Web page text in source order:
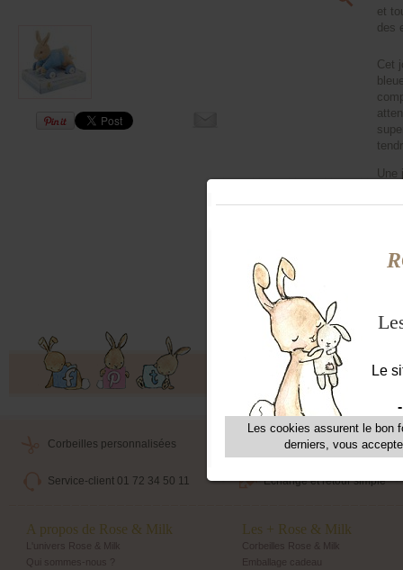
et
des
Cet
Une
Offres exclusives, ventes
Corbeilles personnalisées Livraison maternité
Service-client 01 72 34 50 11 Echange et retour simple
A propos de Rose & Milk
L'univers Rose & Milk
Qui sommes-nous ?
Les + Rose & Milk
Corbeilles Rose & Milk
Emballage cadeau